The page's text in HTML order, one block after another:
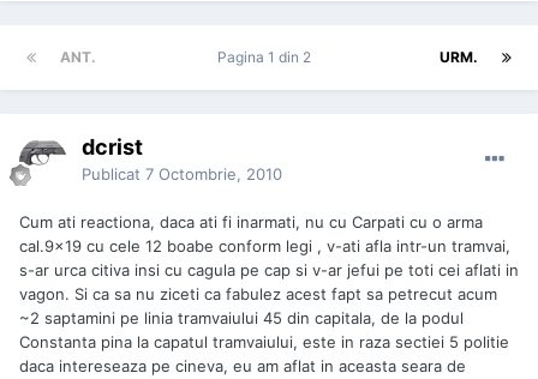
ANT. URM.
Pagina 1 din 2
dcrist
Publicat 7 Octombrie, 2010
Cum ati reactiona, daca ati fi inarmati, nu cu Carpati cu o arma
cal.9x19 cu cele 12 boabe conform legi , v-ati afla intr-un tramvai,
s-ar urca citiva insi cu cagula pe cap si v-ar jefui pe toti cei aflati in
vagon. Si ca sa nu ziceti ca fabulez acest fapt sa petrecut acum
~2 saptamini pe linia tramvaiului 45 din capitala, de la podul
Constanta pina la capatul tramvaiului, este in raza sectiei 5 politie
daca intereseaza pe cineva, eu am aflat in aceasta seara de